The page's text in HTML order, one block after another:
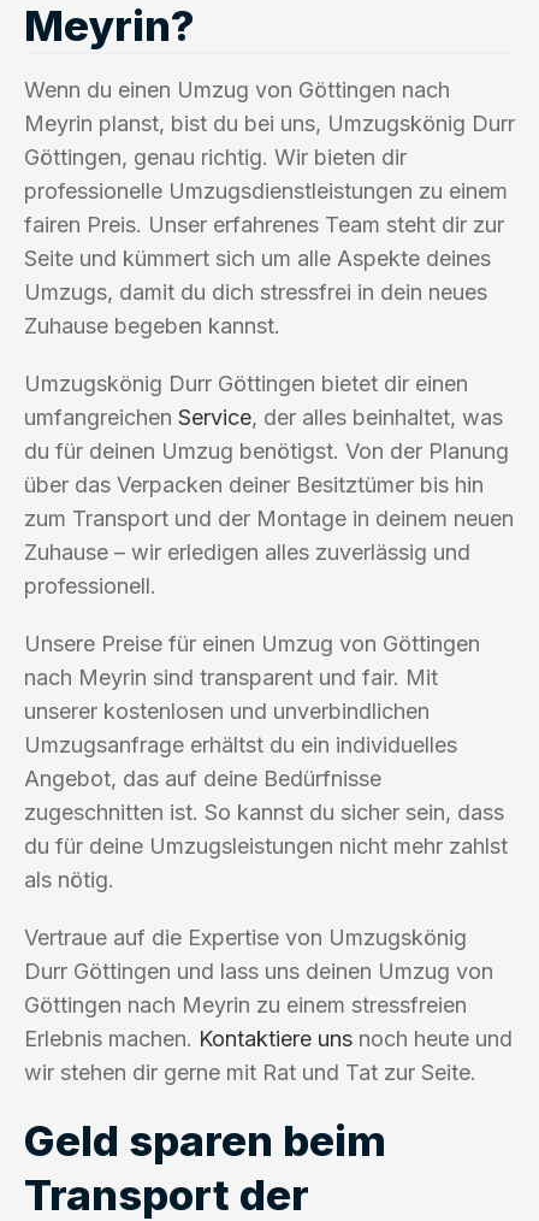
Meyrin?
Wenn du einen Umzug von Göttingen nach
Meyrin planst, bist du bei uns, Umzugskönig Durr
Göttingen, genau richtig. Wir bieten dir
professionelle Umzugsdienstleistungen zu einem
fairen Preis. Unser erfahrenes Team steht dir zur
Seite und kümmert sich um alle Aspekte deines
Umzugs, damit du dich stressfrei in dein neues
Zuhause begeben kannst.
Umzugskönig Durr Göttingen bietet dir einen
umfangreichen Service, der alles beinhaltet, was
du für deinen Umzug benötigst. Von der Planung
über das Verpacken deiner Besitztümer bis hin
zum Transport und der Montage in deinem neuen
Zuhause – wir erledigen alles zuverlässig und
professionell.
Unsere Preise für einen Umzug von Göttingen
nach Meyrin sind transparent und fair. Mit
unserer kostenlosen und unverbindlichen
Umzugsanfrage erhältst du ein individuelles
Angebot, das auf deine Bedürfnisse
zugeschnitten ist. So kannst du sicher sein, dass
du für deine Umzugsleistungen nicht mehr zahlst
als nötig.
Vertraue auf die Expertise von Umzugskönig
Durr Göttingen und lass uns deinen Umzug von
Göttingen nach Meyrin zu einem stressfreien
Erlebnis machen. Kontaktiere uns noch heute und
wir stehen dir gerne mit Rat und Tat zur Seite.
Geld sparen beim
Transport der